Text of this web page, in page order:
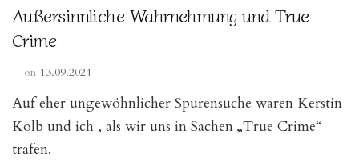
Außersinnliche Wahrnehmung und True
Crime
on 13.09.2024
Auf eher ungewöhnlicher Spurensuche waren Kerstin
Kolb und ich , als wir uns in Sachen „True Crime“
trafen.